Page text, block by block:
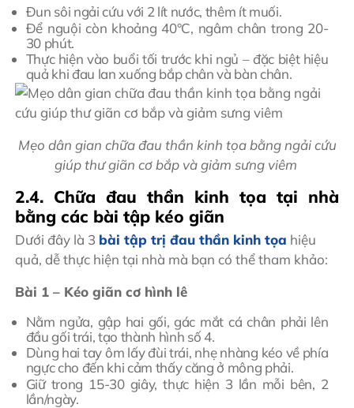
Đun sôi ngải cứu với 2 lít nước, thêm ít muối.
Để nguội còn khoảng 40°C, ngâm chân trong 20-
30 phút.
Thực hiện vào buổi tối trước khi ngủ – đặc biệt hiệu
quả khi đau lan xuống bắp chân và bàn chân.
Mẹo dân gian chữa đau thần kinh tọa bằng ngải cứu
giúp thư giãn cơ bắp và giảm sưng viêm
2.4. Chữa đau thần kinh tọa tại nhà
bằng các bài tập kéo giãn
Dưới đây là 3 bài tập trị đau thần kinh tọa hiệu
quả, dễ thực hiện tại nhà mà bạn có thể tham khảo:
Bài 1 – Kéo giãn cơ hình lê
Nằm ngửa, gập hai gối, gác mắt cá chân phải lên
đầu gối trái, tạo thành hình số 4.
Dùng hai tay ôm lấy đùi trái, nhẹ nhàng kéo về phía
ngực cho đến khi cảm thấy căng ở mông phải.
Giữ trong 15-30 giây, thực hiện 3 lần mỗi bên, 2
lần/ngày.